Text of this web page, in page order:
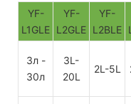
YF-
L1GLE
YF-
L2GLE
YF-
L2BLE
3л -
30л
3L-
20L
2L-5L